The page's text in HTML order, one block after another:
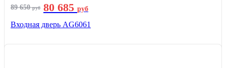
89 650руб 80 685 руб
Входная дверь AG6061